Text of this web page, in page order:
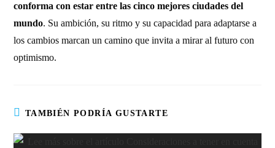
conforma con estar entre las cinco mejores ciudades del
mundo. Su ambición, su ritmo y su capacidad para adaptarse a
los cambios marcan un camino que invita a mirar al futuro con
optimismo.
TAMBIÉN PODRÍA GUSTARTE